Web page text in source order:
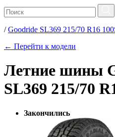
/Goodride SL369 215/70 R16
← Перейти к модели
Летние шины
SL369 215/70
Закончились